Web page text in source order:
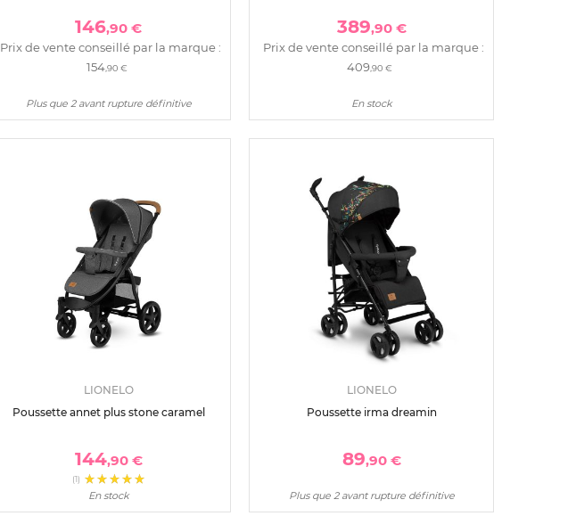
146,90 €
Prix de vente conseillé par la marque :
154,90 €
Plus que 2 avant rupture définitive
389,90 €
Prix de vente conseillé par la marque :
409,90 €
En stock
LIONELO
Poussette annet plus stone caramel
144,90 €
(1)
En stock
LIONELO
Poussette irma dreamin
89,90 €
Plus que 2 avant rupture définitive